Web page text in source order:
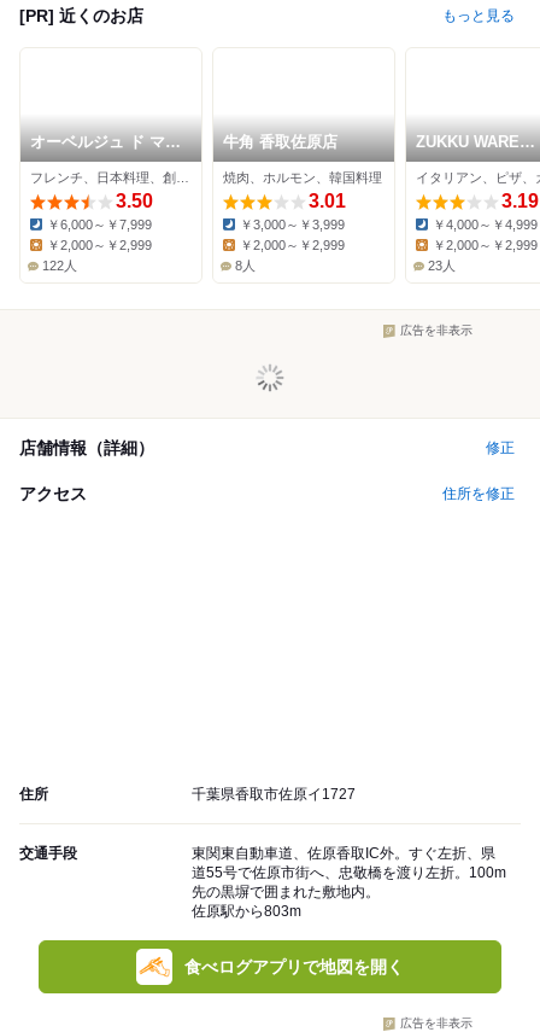
[PR] 近くのお店 もっと見る
オーベルジュ ド マノ
ワール吉庭
3.50
Dinner:
￥6,000～￥7,999
￥2,000～￥2,999
122人
牛角 香取佐原店
焼肉、ホルモン、韓国料理
3.01
Dinner:
￥3,000～￥3,999
Lunch:
￥2,000～￥2,999
8人
ZUKKU WARE
HOUSE
イタリアン、ピザ、
3.19
Dinner:
￥4,000～￥4,999
Lunch:
￥2,000～￥2,999
23人
広告を非表示
店舗情報（詳細） 修正
アクセス 住所を修正
住所 千葉県香取市佐原イ1727
交通手段
東関東自動車道、佐原香取IC外。すぐ左折、県
道55号で佐原市街へ、忠敬橋を渡り左折。100m
先の黒塀で囲まれた敷地内。
佐原駅から803m
食べログアプリで地図を開く
広告を非表示